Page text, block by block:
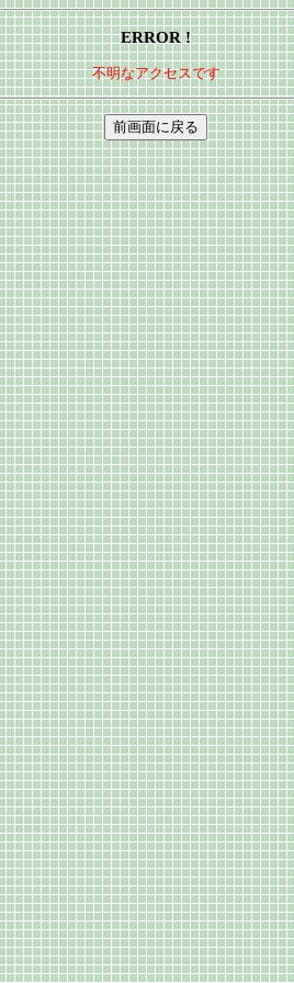
ERROR !
不明なアクセスです